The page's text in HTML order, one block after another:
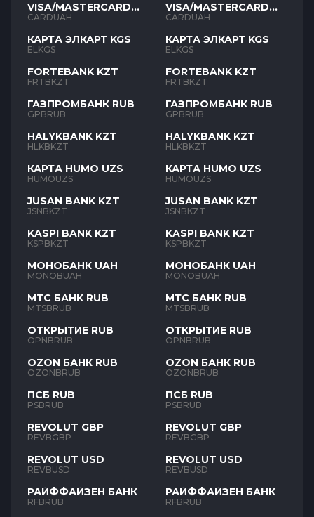
VISA/MASTERCARD
UAH
CARDUAH
КАРТА ЭЛКАРТ KGS
ELKGS
FORTEBANK KZT
FRTBKZT
ГАЗПРОМБАНК RUB
GPBRUB
HALYKBANK KZT
HLKBKZT
КАРТА HUMO UZS
HUMOUZS
JUSAN BANK KZT
JSNBKZT
KASPI BANK KZT
KSPBKZT
МОНОБАНК UAH
MONOBUAH
МТС БАНК RUB
MTSBRUB
ОТКРЫТИЕ RUB
OPNBRUB
OZON БАНК RUB
OZONBRUB
ПСБ RUB
PSBRUB
REVOLUT GBP
REVBGBP
REVOLUT USD
REVBUSD
РАЙФФАЙЗЕН БАНК
RFBRUB
VISA/MASTERCARD
UAH
CARDUAH
КАРТА ЭЛКАРТ KGS
ELKGS
FORTEBANK KZT
FRTBKZT
ГАЗПРОМБАНК RUB
GPBRUB
HALYKBANK KZT
HLKBKZT
КАРТА HUMO UZS
HUMOUZS
JUSAN BANK KZT
JSNBKZT
KASPI BANK KZT
KSPBKZT
МОНОБАНК UAH
MONOBUAH
МТС БАНК RUB
MTSBRUB
ОТКРЫТИЕ RUB
OPNBRUB
OZON БАНК RUB
OZONBRUB
ПСБ RUB
PSBRUB
REVOLUT GBP
REVBGBP
REVOLUT USD
REVBUSD
РАЙФФАЙЗЕН БАНК
RFBRUB